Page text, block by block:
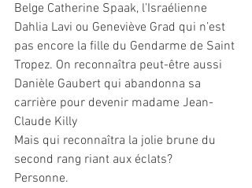
Belge Catherine Spaak, l’Israélienne
Dahlia Lavi ou Geneviève Grad qui n’est
pas encore la fille du Gendarme de Saint
Tropez. On reconnaîtra peut-être aussi
Danièle Gaubert qui abandonna sa
carrière pour devenir madame Jean-
Claude Killy
Mais qui reconnaîtra la jolie brune du
second rang riant aux éclats?
Personne.